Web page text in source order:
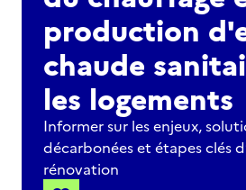
production
chaude
les logements
Informer sur les enjeux,
décarbonées et étapes clés
rénovation